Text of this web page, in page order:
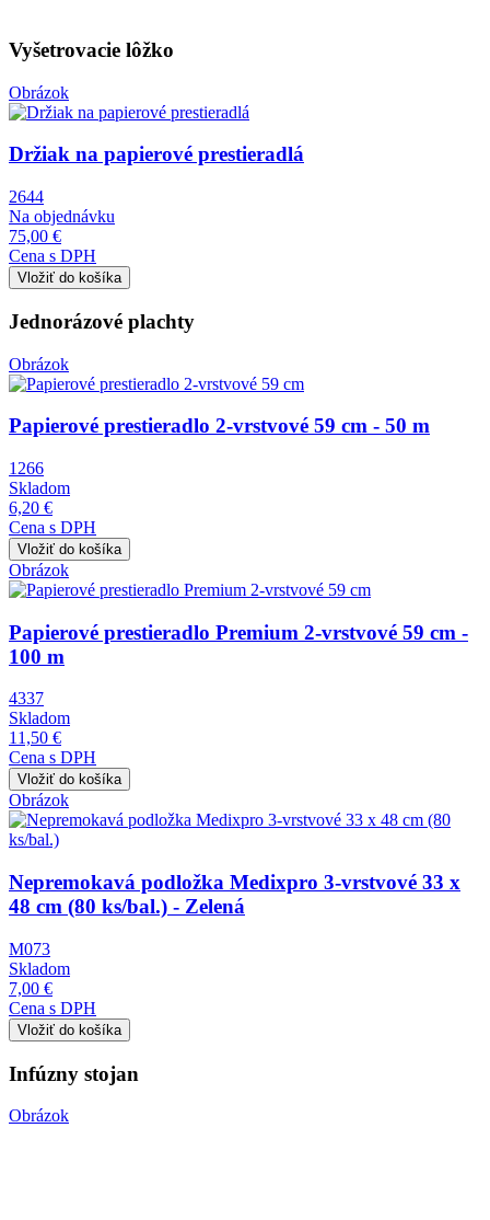
Vyšetrovacie lôžko
Obrázok
Držiak na papierové prestieradlá
2644
Na objednávku
75,00 €
Cena s DPH
Jednorázové plachty
Obrázok
Papierové prestieradlo 2-vrstvové 59 cm - 50 m
1266
Skladom
6,20 €
Cena s DPH
Obrázok
Papierové prestieradlo Premium 2-vrstvové 59 cm -
100 m
4337
Skladom
11,50 €
Cena s DPH
Obrázok
Nepremokavá podložka Medixpro 3-vrstvové 33 x
48 cm (80 ks/bal.) - Zelená
M073
Skladom
7,00 €
Cena s DPH
Infúzny stojan
Obrázok